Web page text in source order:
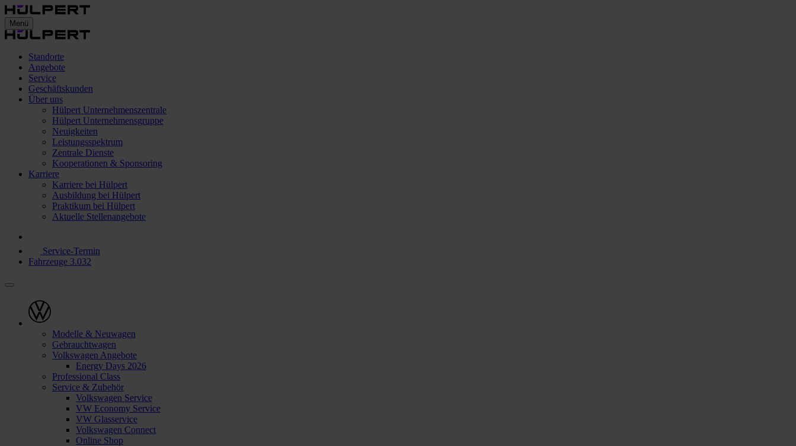
Menü
Standorte
Angebote
Service
Geschäftskunden
Über uns
Hülpert Unternehmenszentrale
Hülpert Unternehmensgruppe
Neuigkeiten
Leistungsspektrum
Zentrale Dienste
Kooperationen & Sponsoring
Karriere
Karriere bei Hülpert
Ausbildung bei Hülpert
Praktikum bei Hülpert
Aktuelle Stellenangebote
Service-Termin
Fahrzeuge 3.032
Modelle & Neuwagen
Gebrauchtwagen
Volkswagen Angebote
Energy Days 2026
Professional Class
Service & Zubehör
Volkswagen Service
VW Economy Service
VW Glasservice
Volkswagen Connect
Online Shop